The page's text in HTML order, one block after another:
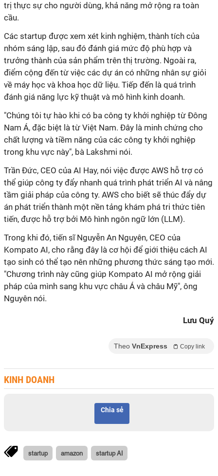
trị thực sự cho người dùng, khả năng mở rộng ra toàn
cầu.
Các startup được xem xét kinh nghiệm, thành tích của
nhóm sáng lập, sau đó đánh giá mức độ phù hợp và
trưởng thành của sản phẩm trên thị trường. Ngoài ra,
điểm cộng đến từ việc các dự án có những nhân sự giỏi
về máy học và khoa học dữ liệu. Tiếp đến là quá trình
đánh giá năng lực kỹ thuật và mô hình kinh doanh.
"Chúng tôi tự hào khi có ba công ty khởi nghiệp từ Đông
Nam Á, đặc biệt là từ Việt Nam. Đây là minh chứng cho
chất lượng và tiềm năng của các công ty khởi nghiệp
trong khu vực này", bà Lakshmi nói.
Trần Đức, CEO của AI Hay, nói việc được AWS hỗ trợ có
thể giúp công ty đẩy nhanh quá trình phát triển AI và nâng
tầm giải pháp của công ty. AWS cho biết sẽ thúc đẩy dự
án phát triển thành một nền tảng khám phá tri thức tiên
tiến, được hỗ trợ bởi Mô hình ngôn ngữ lớn (LLM).
Trong khi đó, tiến sĩ Nguyễn An Nguyên, CEO của
Kompato AI, cho rằng đây là cơ hội để giới thiệu cách AI
tạo sinh có thể tạo nên những phương thức sáng tạo mới.
"Chương trình này cũng giúp Kompato AI mở rộng giải
pháp của mình sang khu vực châu Á và châu Mỹ", ông
Nguyên nói.
Lưu Quý
Theo VnExpress Copy link
KINH DOANH
Chia sẻ
startup amazon startup AI